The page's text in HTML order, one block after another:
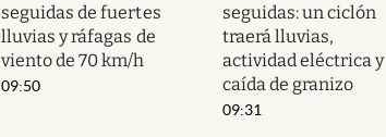
seguidas de fuertes
lluvias y ráfagas de
viento de 70 km/h
09:50
seguidas: un ciclón
traerá lluvias,
actividad eléctrica y
caída de granizo
09:31